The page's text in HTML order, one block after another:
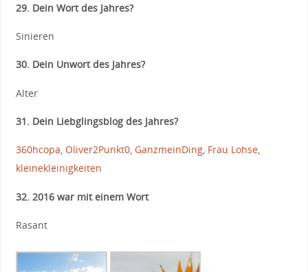
29. Dein Wort des Jahres?
Sinieren
30. Dein Unwort des Jahres?
Alter
31. Dein Liebglingsblog des Jahres?
360hcopa, Oliver2Punkt0, GanzmeinDing, Frau Lohse,
kleinekleinigkeiten
32. 2016 war mit einem Wort
Rasant